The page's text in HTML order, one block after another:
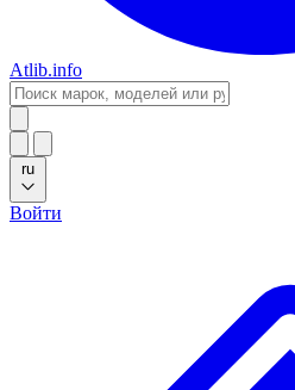
Atlib.info
ru
Войти